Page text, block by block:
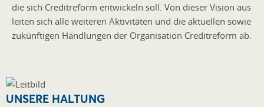
die sich Creditreform entwickeln soll. Von dieser Vision aus
leiten sich alle weiteren Aktivitäten und die aktuellen sowie
zukünftigen Handlungen der Organisation Creditreform ab.
UNSERE HALTUNG